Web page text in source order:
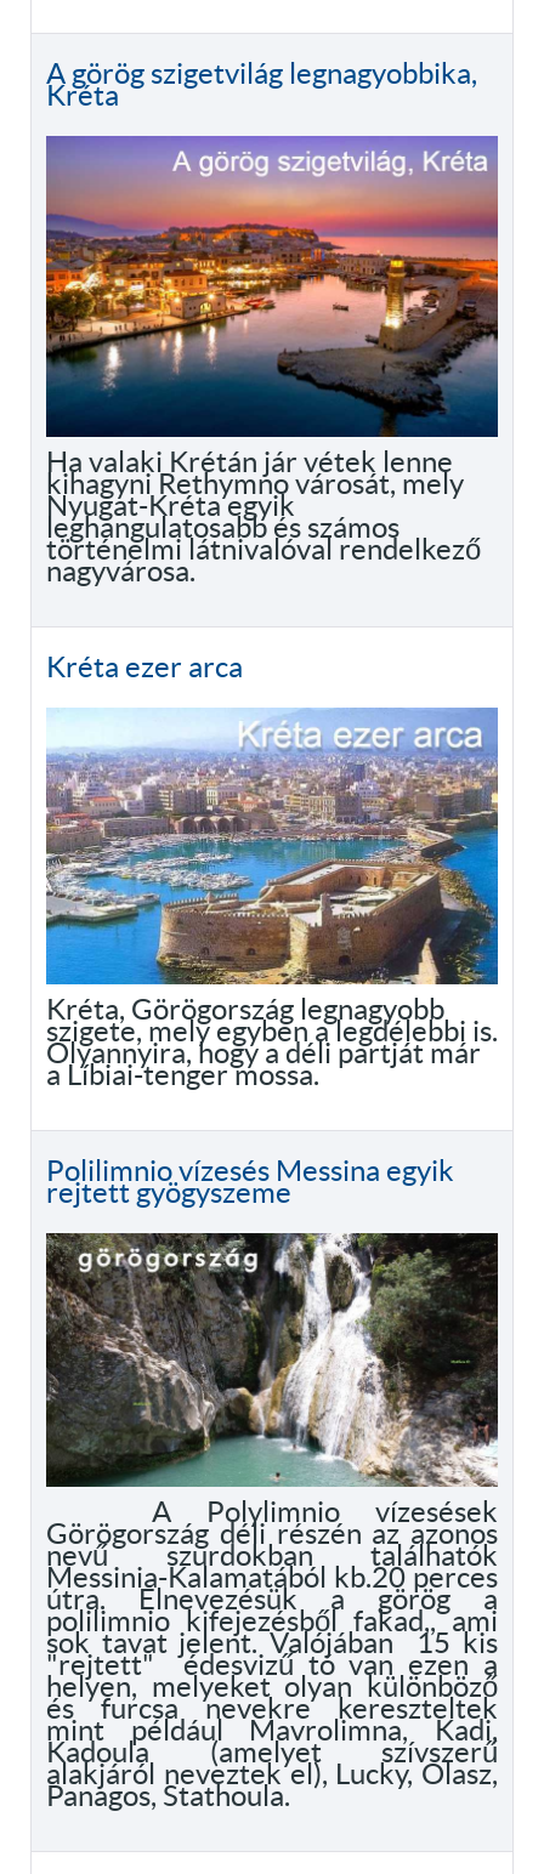
A görög szigetvilág legnagyobbika,
Kréta
Ha valaki Krétán jár vétek lenne
kihagyni Rethymno városát, mely
Nyugat-Kréta egyik
leghangulatosabb és számos
történelmi látnivalóval rendelkező
nagyvárosa.
Kréta ezer arca
Kréta, Görögország legnagyobb
szigete, mely egyben a legdélebbi is.
Olyannyira, hogy a déli partját már
a Líbiai-tenger mossa.
Polilimnio vízesés Messina egyik
rejtett gyögyszeme
A Polylimnio vízesések
Görögország déli részén az azonos
nevű szurdokban találhatók
Messinia-Kalamatából kb.20 perces
útra. Elnevezésük a görög a
polilimnio kifejezésből fakad,, ami
sok tavat jelent. Valójában 15 kis
"rejtett" édesvizű tó van ezen a
helyen, melyeket olyan különböző
és furcsa nevekre kereszteltek
mint például Mavrolimna, Kadi,
Kadoula (amelyet szívszerű
alakjáról neveztek el), Lucky, Olasz,
Panagos, Stathoula.